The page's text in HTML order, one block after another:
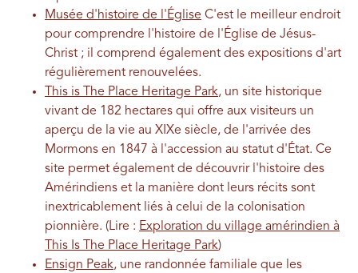
Musée d'histoire de l'Église C'est le meilleur endroit
pour comprendre l'histoire de l'Église de Jésus-
Christ ; il comprend également des expositions d'art
régulièrement renouvelées.
This is The Place Heritage Park, un site historique
vivant de 182 hectares qui offre aux visiteurs un
aperçu de la vie au XIXe siècle, de l'arrivée des
Mormons en 1847 à l'accession au statut d'État. Ce
site permet également de découvrir l'histoire des
Amérindiens et la manière dont leurs récits sont
inextricablement liés à celui de la colonisation
pionnière. (Lire : Exploration du village amérindien à
This Is The Place Heritage Park)
Ensign Peak, une randonnée familiale que les